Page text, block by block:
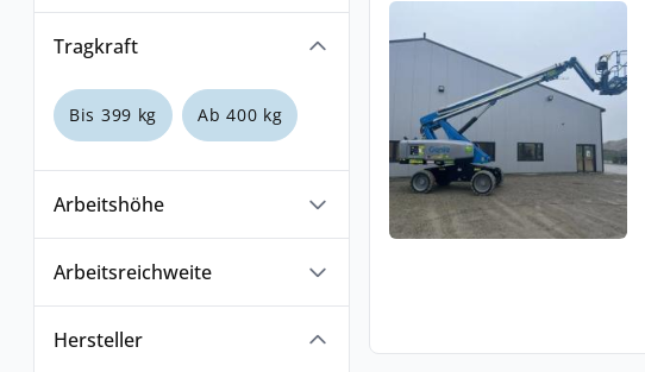
Tragkraft
Bis 399 kg Ab 400 kg
Arbeitshöhe
Arbeitsreichweite
Hersteller